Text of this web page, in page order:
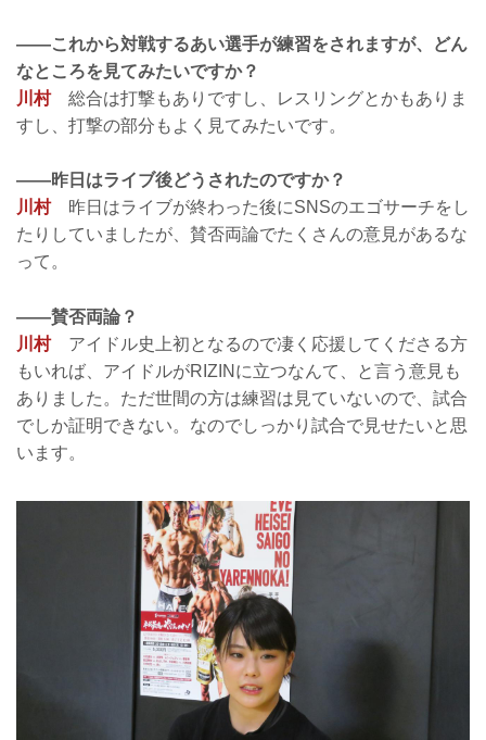
——これから対戦するあい選手が練習をされますが、どん
なところを見てみたいですか？
川村総合は打撃もありですし、レスリングとかもありま
すし、打撃の部分もよく見てみたいです。
——昨日はライブ後どうされたのですか？
川村昨日はライブが終わった後にSNSのエゴサーチをし
たりしていましたが、賛否両論でたくさんの意見があるな
って。
——賛否両論？
川村アイドル史上初となるので凄く応援してくださる方
もいれば、アイドルがRIZINに立つなんて、と言う意見も
ありました。ただ世間の方は練習は見ていないので、試合
でしか証明できない。なのでしっかり試合で見せたいと思
います。